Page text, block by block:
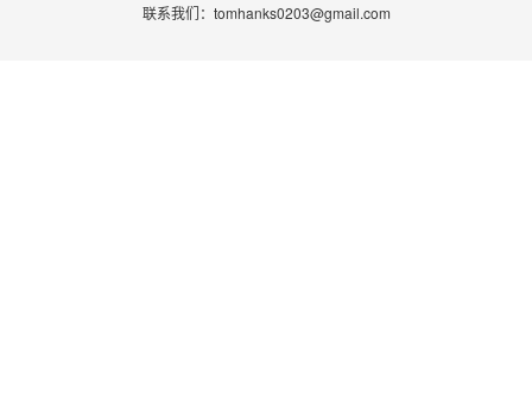
联系我们： tomhanks0203@gmail.com